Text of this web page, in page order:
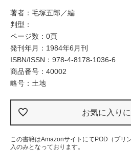
著者：毛塚五郎／編
判型：
ページ数：0頁
発刊年月：1984年6月刊
ISBN/ISSN： 978-4-8178-1036-6
商品番号：40002
略号：土地
お気に入り
この書籍はAmazonサイトにてPOD（プリ
入のみとなっております。